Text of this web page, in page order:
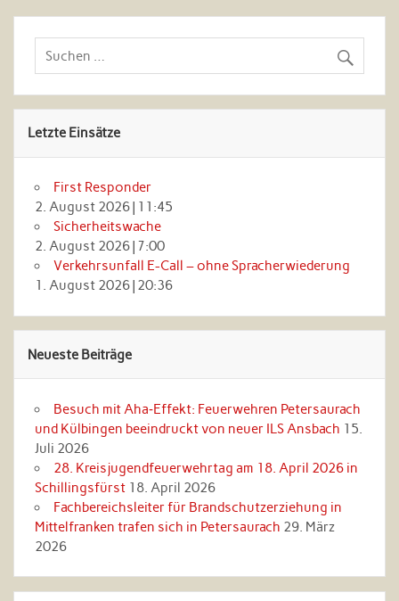
Letzte Einsätze
First Responder
2. August 2026| 11:45
Sicherheitswache
2. August 2026| 7:00
Verkehrsunfall E-Call – ohne Spracherwiederung
1. August 2026| 20:36
Neueste Beiträge
Besuch mit Aha‑Effekt: Feuerwehren Petersaurach
und Külbingen beeindruckt von neuer ILS Ansbach 15.
Juli 2026
28. Kreisjugendfeuerwehrtag am 18. April 2026 in
Schillingsfürst 18. April 2026
Fachbereichsleiter für Brandschutzerziehung in
Mittelfranken trafen sich in Petersaurach 29. März
2026